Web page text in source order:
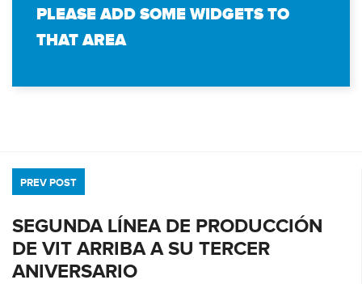
PLEASE ADD SOME WIDGETS TO
THAT AREA
PREV POST
SEGUNDA LÍNEA DE PRODUCCIÓN
DE VIT ARRIBA A SU TERCER
ANIVERSARIO